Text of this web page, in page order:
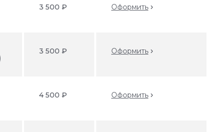
3 500 ₽ Оформить
3 500 ₽ Оформить
4 500 ₽ Оформить